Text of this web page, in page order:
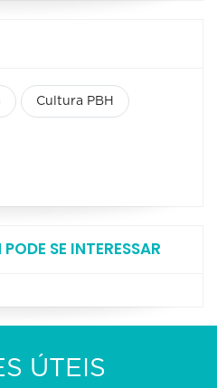
Cultura PBH
SE INTERESSAR
ÚTEIS